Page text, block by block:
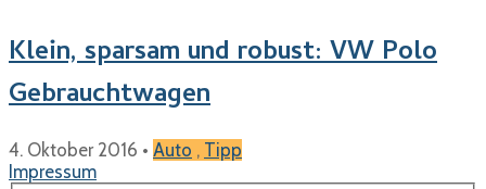
Klein, sparsam und robust: VW Polo
Gebrauchtwagen
4. Oktober 2016 • Auto , Tipp
Impressum